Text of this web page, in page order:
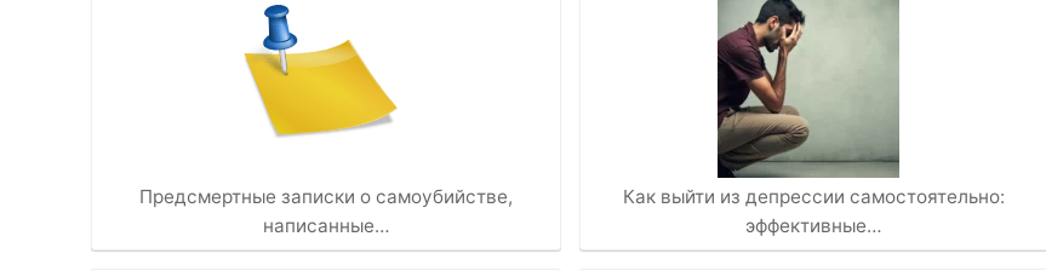
Предсмертные записки о самоубийстве,
написанные…
Как выйти из депрессии самостоятельно:
эффективные…